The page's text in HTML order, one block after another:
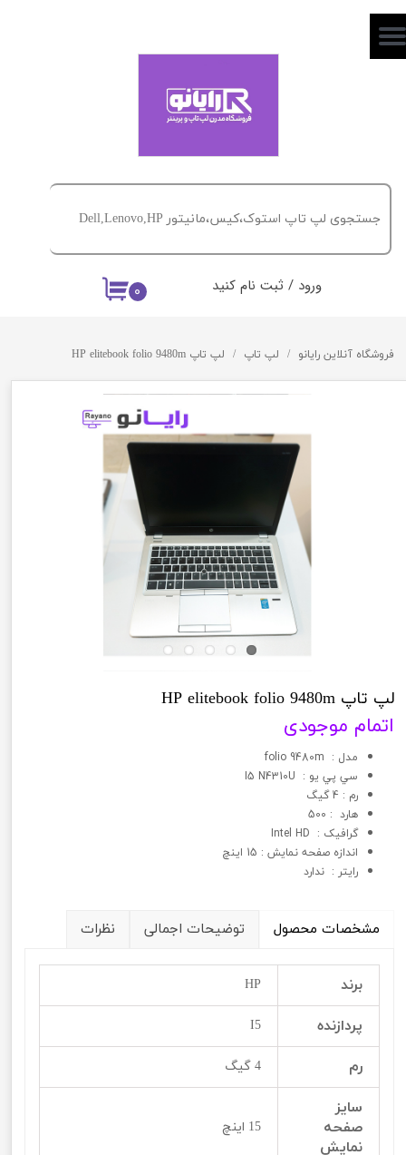
۰ ورود / ثبت نام کنید
حساب کاربری من
خروج از حساب کاربری
فروشگاه آنلاین رایانو لپ تاپ لپ تاپ HP elitebook folio 9480m
لپ تاپ HP elitebook folio 9480m
اتمام موجودی
مدل : folio 9480m
سي پي يو : I5 N4310U
رم : 4 گیگ
هارد : 500
گرافيک : Intel HD
اندازه صفحه نمایش : 15 اینچ
رایتر : ندارد
مشخصات محصول توضیحات اجمالی نظرات
برند HP
پردازنده I5
رم 4 گیگ
سایز
صفحه
نمایش
15 اینچ